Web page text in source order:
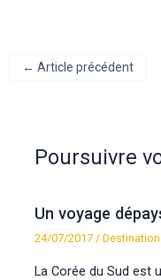
← Article précédent
Poursuivre
Un voyage
24/07/2017/Destination
La Corée du Sud est